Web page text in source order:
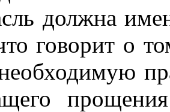
должна
говорит о